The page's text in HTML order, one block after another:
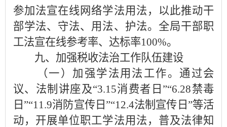
参加法宣在线网络学法用法，以此推动干
部学法、守法、用法、护法。全局干部职
工法宣在线参考率、达标率100%。
九、加强税收法治工作队伍建设
（一）加强学法用法工作。通过会
议、法制讲座及“3.15消费者日”“6.28禁毒
日”“11.9消防宣传日”“12.4法制宣传日”等活
动，开展单位职工学法用法，普及法律知